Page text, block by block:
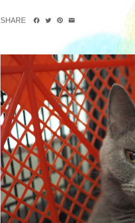
SHARE